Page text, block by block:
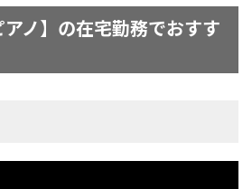
ノ】の在宅勤務でおすす